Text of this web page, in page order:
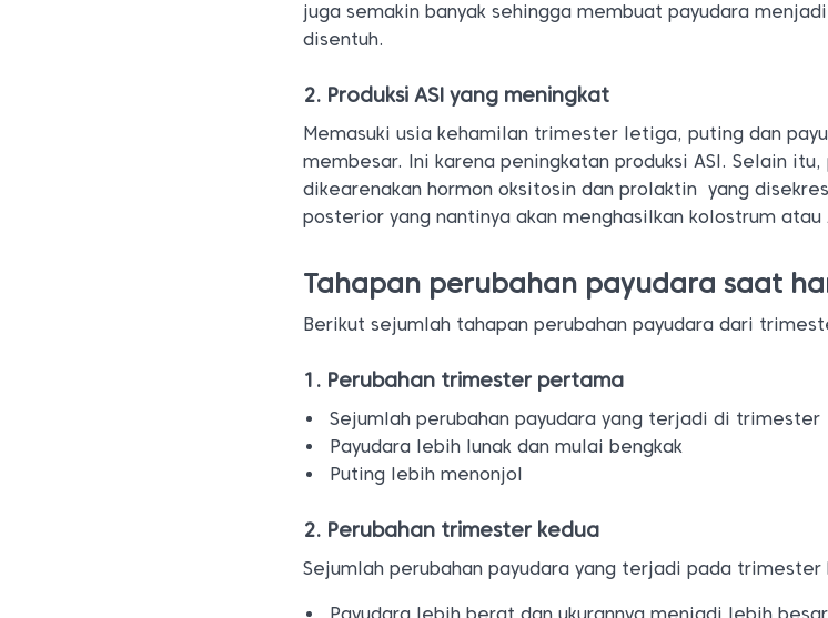
juga semakin banyak sehingga membuat payudara
disentuh.
2. Produksi ASI yang meningkat
Memasuki usia kehamilan trimester letiga, puting dan
membesar. Ini karena peningkatan produksi ASI. Selain
dikearenakan hormon oksitosin dan prolaktin yang
posterior yang nantinya akan menghasilkan kolostrum atau
Tahapan perubahan payudara saat
Berikut sejumlah tahapan perubahan payudara dari
1. Perubahan trimester pertama
Sejumlah perubahan payudara yang terjadi di trimester
Payudara lebih lunak dan mulai bengkak
Puting lebih menonjol
2. Perubahan trimester kedua
Sejumlah perubahan payudara yang terjadi pada trimester